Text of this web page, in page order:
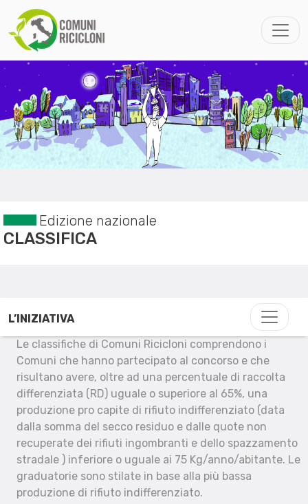
Edizione nazionale
CLASSIFICA
L’INIZIATIVA
Le classifiche di Comuni Ricicloni comprendono i
Comuni che hanno partecipato al concorso e che
risultano avere, oltre ad una percentuale di raccolta
differenziata (RD) uguale o superiore al 65%, una
produzione pro capite di rifiuto indifferenziato (data
dalla somma del secco residuo e dalle quote non
recuperate dei rifiuti ingombranti e dello spazzamento
stradale ) inferiore o uguale ai 75 Kg/anno/abitante. Le
graduatorie sono stilate in base alla più bassa
produzione di rifiuto indifferenziato.